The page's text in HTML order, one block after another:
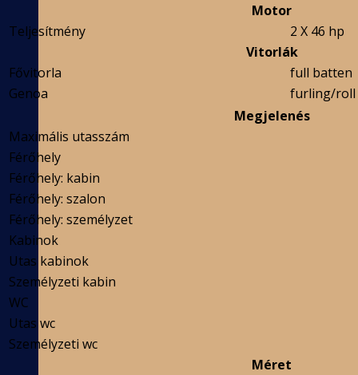
Motor
Teljesítmény
2 X 46 hp
Vitorlák
Fővitorla
full batten
Genoa
furling/roll
Megjelenés
Maximális utasszám
Férőhely
Férőhely: kabin
Férőhely: szalon
Férőhely: személyzet
Kabinok
Utas kabinok
Személyzeti kabin
WC
Utas wc
Személyzeti wc
Méret